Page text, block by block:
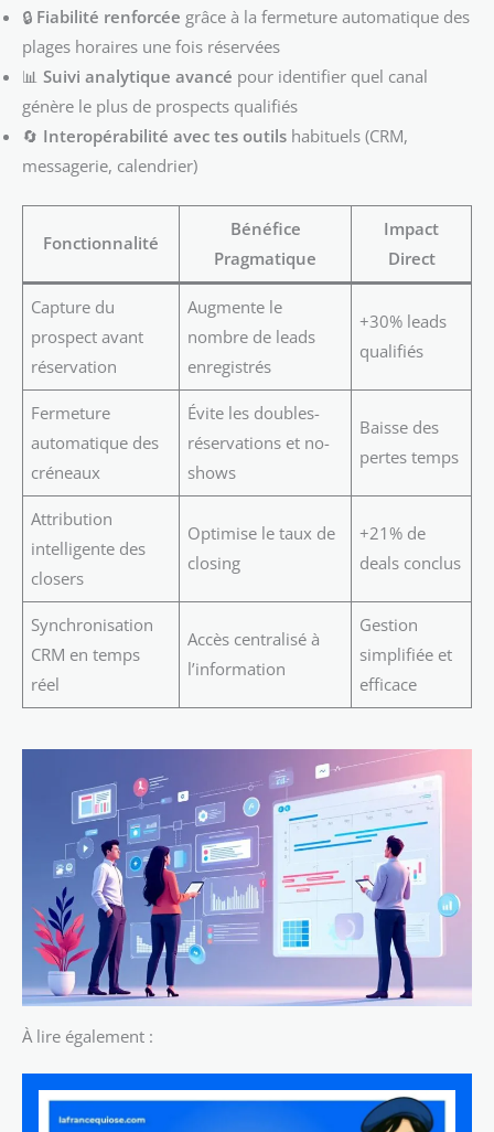
🔒 Fiabilité renforcée grâce à la fermeture automatique des
plages horaires une fois réservées
📊 Suivi analytique avancé pour identifier quel canal
génère le plus de prospects qualifiés
🔄 Interopérabilité avec tes outils habituels (CRM,
messagerie, calendrier)
Fonctionnalité
Bénéfice
Pragmatique
Impact
Direct
Capture du
prospect avant
réservation
Augmente le
nombre de leads
enregistrés
+30% leads
qualifiés
Fermeture
automatique des
créneaux
Évite les doubles-
réservations et no-
shows
Baisse des
pertes temps
Attribution
intelligente des
closers
Optimise le taux de
closing
+21% de
deals conclus
Synchronisation
CRM en temps
réel
Accès centralisé à
l’information
Gestion
simplifiée et
efficace
À lire également :